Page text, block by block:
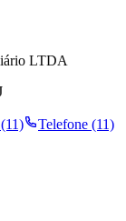
LTDA
Telefone (11)